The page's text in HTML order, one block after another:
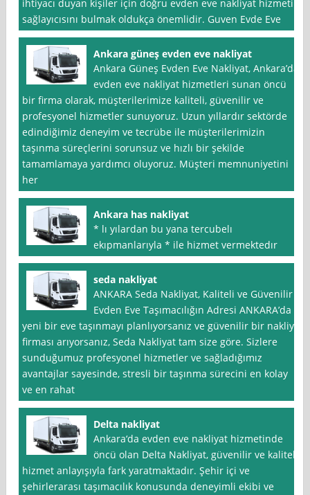
ihtiyacı duyan kişiler için doğru evden eve nakliyat hizmeti
sağlayıcısını bulmak oldukça önemlidir. Guven Evde Eve
Ankara güneş evden eve nakliyat
Ankara Güneş Evden Eve Nakliyat, Ankara’da
evden eve nakliyat hizmetleri sunan öncü
bir firma olarak, müşterilerimize kaliteli, güvenilir ve
profesyonel hizmetler sunuyoruz. Uzun yıllardır sektörde
edindiğimiz deneyim ve tecrübe ile müşterilerimizin
taşınma süreçlerini sorunsuz ve hızlı bir şekilde
tamamlamaya yardımcı oluyoruz. Müşteri memnuniyetini
her
Ankara has nakliyat
* lı yılardan bu yana tercubelı
ekıpmanlarıyla * ile hizmet vermektedır
seda nakliyat
ANKARA Seda Nakliyat, Kaliteli ve Güvenilir
Evden Eve Taşımacılığın Adresi ANKARA’da
yeni bir eve taşınmayı planlıyorsanız ve güvenilir bir nakliye
firması arıyorsanız, Seda Nakliyat tam size göre. Sizlere
sunduğumuz profesyonel hizmetler ve sağladığımız
avantajlar sayesinde, stresli bir taşınma sürecini en kolay
ve en rahat
Delta nakliyat
Ankara‘da evden eve nakliyat hizmetinde
öncü olan Delta Nakliyat, güvenilir ve kaliteli
hizmet anlayışıyla fark yaratmaktadır. Şehir içi ve
şehirlerarası taşımacılık konusunda deneyimli ekibi ve